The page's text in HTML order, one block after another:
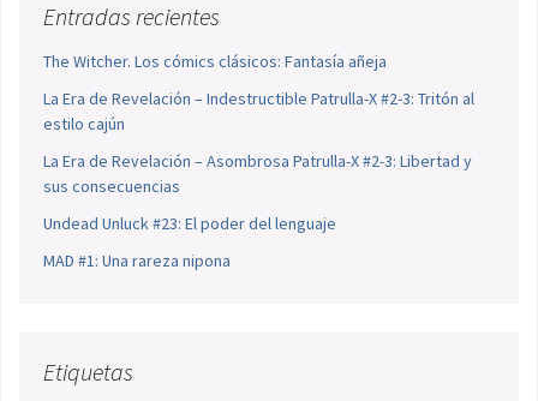
Entradas recientes
The Witcher. Los cómics clásicos: Fantasía añeja
La Era de Revelación – Indestructible Patrulla-X #2-3: Tritón al
estilo cajún
La Era de Revelación – Asombrosa Patrulla-X #2-3: Libertad y
sus consecuencias
Undead Unluck #23: El poder del lenguaje
MAD #1: Una rareza nipona
Etiquetas